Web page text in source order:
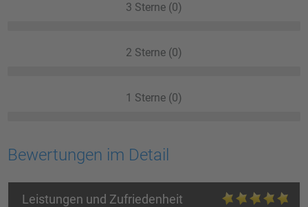
3 Sterne (0)
2 Sterne (0)
1 Sterne (0)
Bewertungen im Detail
Leistungen und Zufriedenheit